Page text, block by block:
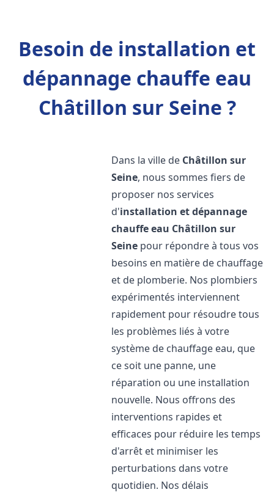
Besoin de installation et
dépannage chauffe eau
Châtillon sur Seine ?
Dans la ville de Châtillon sur
Seine, nous sommes fiers de
proposer nos services
d'installation et dépannage
chauffe eau Châtillon sur
Seine pour répondre à tous vos
besoins en matière de chauffage
et de plomberie. Nos plombiers
expérimentés interviennent
rapidement pour résoudre tous
les problèmes liés à votre
système de chauffage eau, que
ce soit une panne, une
réparation ou une installation
nouvelle. Nous offrons des
interventions rapides et
efficaces pour réduire les temps
d'arrêt et minimiser les
perturbations dans votre
quotidien. Nos délais